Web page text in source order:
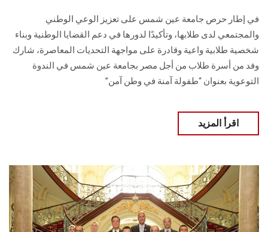
في إطار حرص جامعة عين شمس على تعزيز الوعي الوطني
والمجتمعي لدى طلابها، وتأكيدًا لدورها في دعم القضايا الوطنية وبناء
شخصية طلابية واعية وقادرة على مواجهة التحديات المعاصرة، شارك
وفد من أسرة طلاب من أجل مصر بجامعة عين شمس في الندوة
التوعوية بعنوان “طفولة آمنة في وطن آمن”
اقرأ المزيد